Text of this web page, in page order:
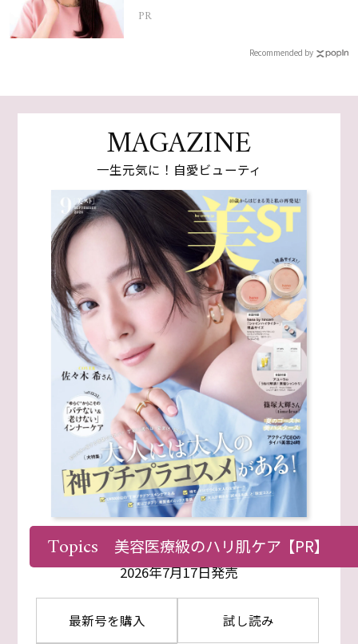
PR
Recommended by
MAGAZINE
一生元気に！自愛ビューティ
2026年9月号
2026年7月17日発売
最新号を購入 試し読み
Topics 美容医療級のハリ肌ケア【PR】